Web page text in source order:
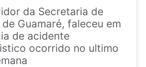
da Secretaria de
Guamaré, faleceu em
de acidente
ocorrido no ultimo